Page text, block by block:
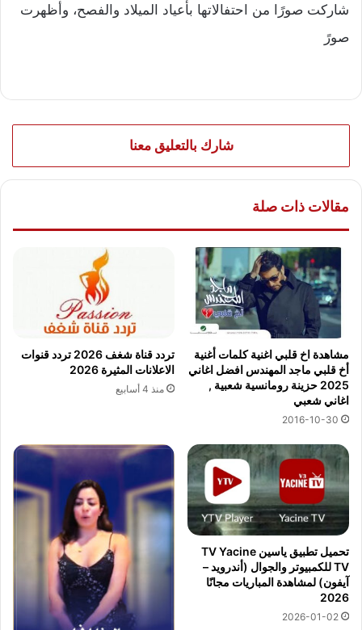
شاركت صورًا من احتفالاتها بأعياد الميلاد والفصح، وأظهرت
صورً
شارك بالتعليق معنا
مقالات ذات صلة
مشاهدة اخ قلبي اغنية كلمات أغنية
أخ قلبي ماجد المهندس افضل اغاني
2025 حزينة رومانسية شعبية ,
اغاني شعبي
2016-10-30
تردد قناة شغف 2026 تردد قنوات
الاعلانات المثيرة 2026
منذ 4 أسابيع
تحميل تطبيق ياسين TV Yacine
TV للكمبيوتر والجوال (أندرويد –
آيفون) لمشاهدة المباريات مجانًا
2026
2026-01-02